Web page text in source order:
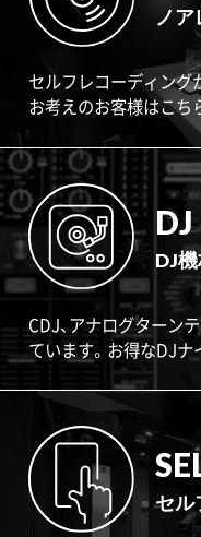
ノア
セルフレコーディング
お考えのお客様はこち
DJ
DJ
CDJ、アナログターン
ています。お得なDJ
セル